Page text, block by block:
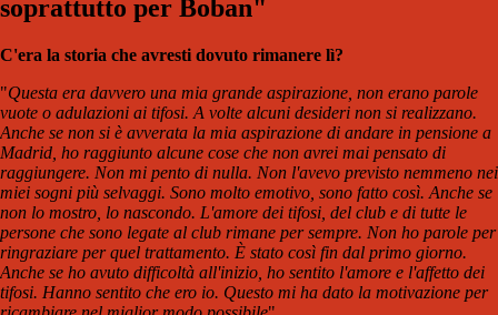
soprattutto per Boban"
C'era la storia che avresti dovuto rimanere lì?
"Questa era davvero una mia grande aspirazione, non erano parole
vuote o adulazioni ai tifosi. A volte alcuni desideri non si realizzano.
Anche se non si è avverata la mia aspirazione di andare in pensione a
Madrid, ho raggiunto alcune cose che non avrei mai pensato di
raggiungere. Non mi pento di nulla. Non l'avevo previsto nemmeno nei
miei sogni più selvaggi. Sono molto emotivo, sono fatto così. Anche se
non lo mostro, lo nascondo. L'amore dei tifosi, del club e di tutte le
persone che sono legate al club rimane per sempre. Non ho parole per
ringraziare per quel trattamento. È stato così fin dal primo giorno.
Anche se ho avuto difficoltà all'inizio, ho sentito l'amore e l'affetto dei
tifosi. Hanno sentito che ero io. Questo mi ha dato la motivazione per